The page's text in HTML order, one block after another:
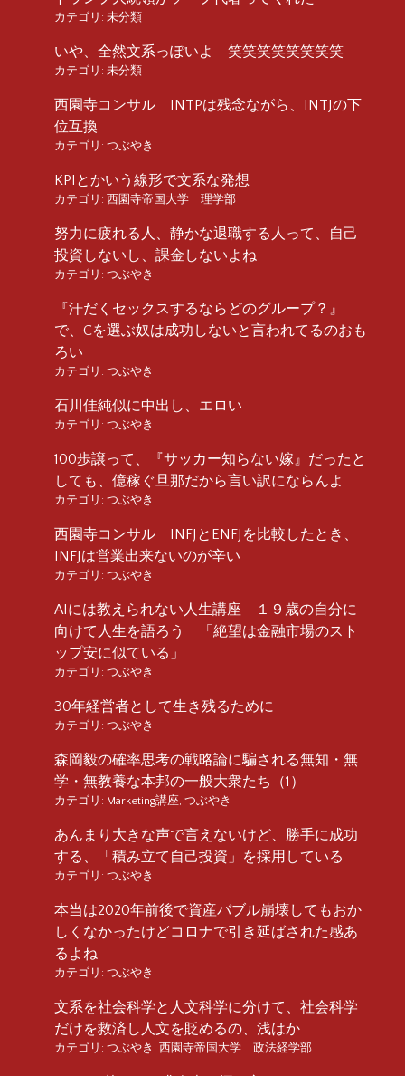
カテゴリ: 未分類
いや、全然文系っぽいよ 笑笑笑笑笑笑笑笑
カテゴリ: 未分類
西園寺コンサル INTPは残念ながら、INTJの下
位互換
カテゴリ: つぶやき
KPIとかいう線形で文系な発想
カテゴリ: 西園寺帝国大学 理学部
努力に疲れる人、静かな退職する人って、自己
投資しないし、課金しないよね
カテゴリ: つぶやき
『汗だくセックスするならどのグループ？』
で、Cを選ぶ奴は成功しないと言われてるのおも
ろい
カテゴリ: つぶやき
石川佳純似に中出し、エロい
カテゴリ: つぶやき
100歩譲って、『サッカー知らない嫁』だったと
しても、億稼ぐ旦那だから言い訳にならんよ
カテゴリ: つぶやき
西園寺コンサル INFJとENFJを比較したとき、
INFJは営業出来ないのが辛い
カテゴリ: つぶやき
AIには教えられない人生講座 １９歳の自分に
向けて人生を語ろう 「絶望は金融市場のスト
ップ安に似ている」
カテゴリ: つぶやき
30年経営者として生き残るために
カテゴリ: つぶやき
森岡毅の確率思考の戦略論に騙される無知・無
学・無教養な本邦の一般大衆たち（1）
カテゴリ: Marketing講座 つぶやき
あんまり大きな声で言えないけど、勝手に成功
する、「積み立て自己投資」を採用している
カテゴリ: つぶやき
本当は2020年前後で資産バブル崩壊してもおか
しくなかったけどコロナで引き延ばされた感あ
るよね
カテゴリ: つぶやき
文系を社会科学と人文科学に分けて、社会科学
だけを救済し人文を貶めるの、浅はか
カテゴリ: つぶやき 西園寺帝国大学 政法経学部